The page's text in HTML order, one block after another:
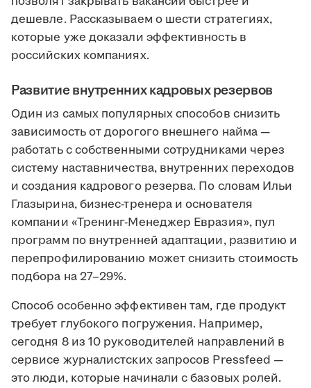
дешевле. Рассказываем о шести стратегиях,
которые уже доказали эффективность в
российских компаниях.
Развитие внутренних кадровых резервов
Один из самых популярных способов снизить
зависимость от дорогого внешнего найма —
работать с собственными сотрудниками через
систему наставничества, внутренних переходов
и создания кадрового резерва. По словам Ильи
Глазырина, бизнес-тренера и основателя
компании «Тренинг-Менеджер Евразия», пул
программ по внутренней адаптации, развитию и
перепрофилированию может снизить стоимость
подбора на 27–29%.
Способ особенно эффективен там, где продукт
требует глубокого погружения. Например,
сегодня 8 из 10 руководителей направлений в
сервисе журналистских запросов Pressfeed —
это люди, которые начинали с базовых ролей.